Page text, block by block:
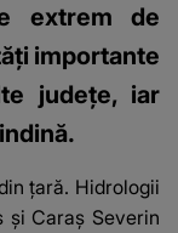
extrem de
importante
județe, iar
țară. Hidrologii
și Caraș Severin